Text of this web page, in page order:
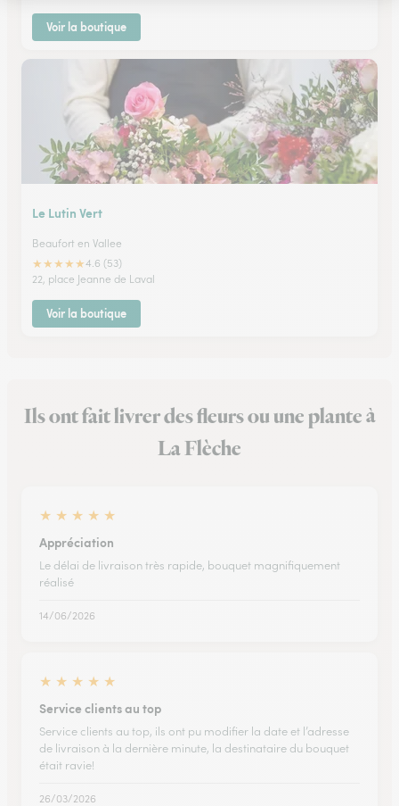
Voir la boutique
Le Lutin Vert
Beaufort en Vallee
★★★★★4.6 (53)
22, place Jeanne de Laval
Voir la boutique
Ils ont fait livrer des fleurs ou une plante à
La Flèche
★ ★ ★ ★ ★
Appréciation
Le délai de livraison très rapide, bouquet magnifiquement
réalisé
14/06/2026
★ ★ ★ ★ ★
Service clients au top
Service clients au top, ils ont pu modifier la date et l’adresse
de livraison à la dernière minute, la destinataire du bouquet
était ravie!
26/03/2026